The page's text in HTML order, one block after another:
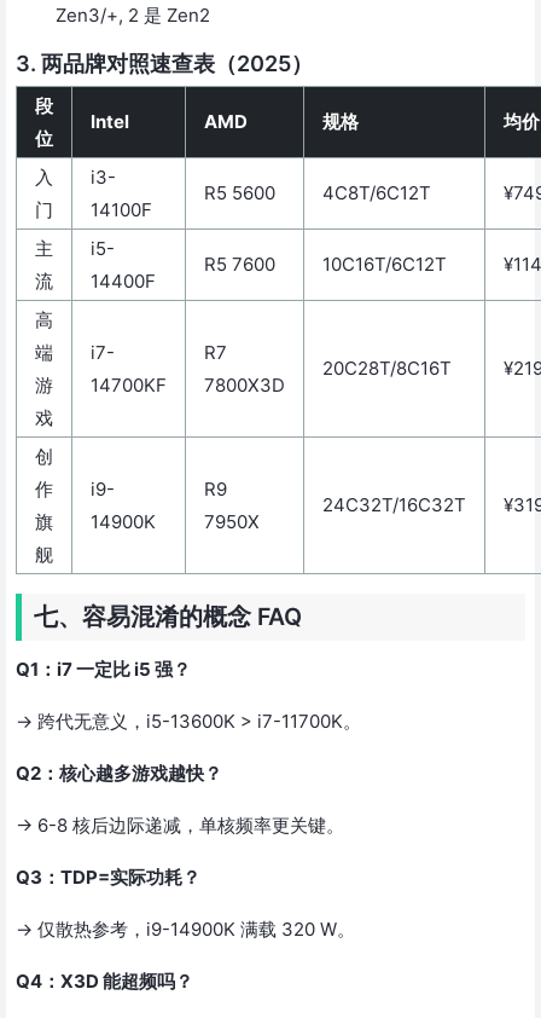
Zen3/+, 2 是 Zen2
3. 两品牌对照速查表（2025）
段
位
Intel AMD 规格 均价
入
门
i3-
14100F
R5 5600 4C8T/6C12T
主
流
i5-
14400F
R5 7600 10C16T/6C12T
高
端
游
戏
i7-
14700KF
R7
7800X3D
20C28T/8C16T
创
作
旗
舰
i9-
14900K
R9
7950X
24C32T/16C32T
七、容易混淆的概念 FAQ
Q1：i7 一定比 i5 强？
→ 跨代无意义，i5-13600K > i7-11700K。
Q2：核心越多游戏越快？
→ 6-8 核后边际递减，单核频率更关键。
Q3：TDP=实际功耗？
→ 仅散热参考，i9-14900K 满载 320 W。
Q4：X3D 能超频吗？